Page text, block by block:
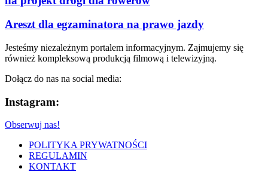
Areszt dla egzaminatora na prawo jazdy
Jesteśmy niezależnym portalem informacyjnym. Zajmujemy się
również kompleksową produkcją filmową i telewizyjną.
Dołącz do nas na social media:
Instagram:
Obserwuj nas!
POLITYKA PRYWATNOŚCI
REGULAMIN
KONTAKT